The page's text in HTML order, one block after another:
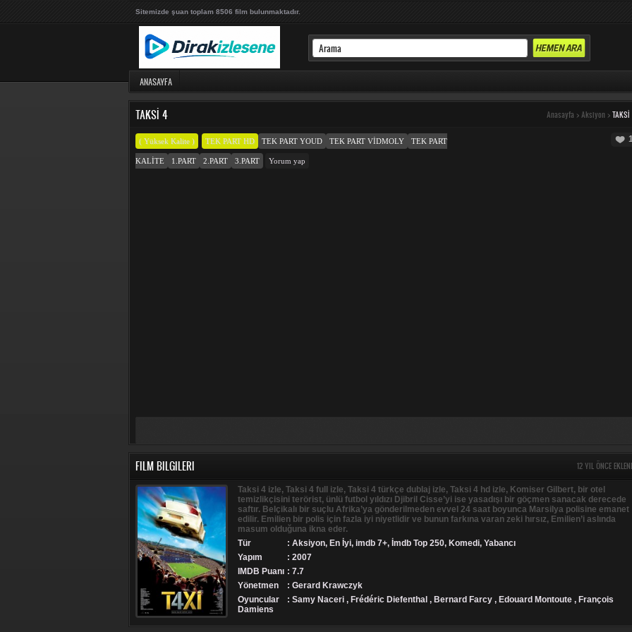
Sitemizde şuan toplam 8506 film bulunmaktadır.
ANASAYFA
TAKSI 4 Anasayfa > Aksiyon >
( Yüksek Kalite ) TEK PART HD TEK PART YOUD TEK PART VIDMOLY TEK PART
KALITE 1.PART 2.PART 3.PART Yorum yap
FILM BILGILERI 12 YIL ÖNCE
Taksi 4 izle, Taksi 4 full izle, Taksi 4 türkçe dublaj izle, Taksi 4 hd izle, Komiser Gilbert, bir otel
temizlikçisini terörist, ünlü futbol yıldızı Djibril Cisse’yi ise yasadışı bir göçmen sanacak derecede
saftır. Belçikalı bir suçlu Afrika’ya gönderilmeden evvel 24 saat boyunca Marsilya polisine emanet
edilir. Emilien bir polis için fazla iyi niyetlidir ve bunun farkına varan zeki hırsız, Emilien’i aslında
masum olduğuna ikna eder.
Tür
: Aksiyon, En İyi, imdb 7+, İmdb Top 250, Komedi, Yabancı
Yapım
: 2007
IMDB Puanı : 7.7
Yönetmen
: Gerard Krawczyk
Oyuncular
: Samy Naceri , Frédéric Diefenthal , Bernard Farcy , Edouard Montoute , François
Damiens